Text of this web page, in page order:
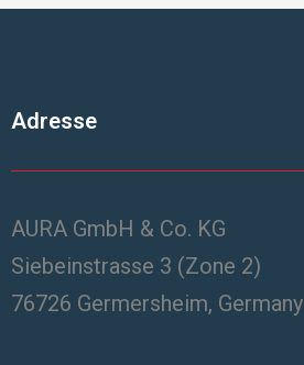
Adresse
AURA GmbH & Co. KG
Siebeinstrasse 3 (Zone 2)
76726 Germersheim, Germany